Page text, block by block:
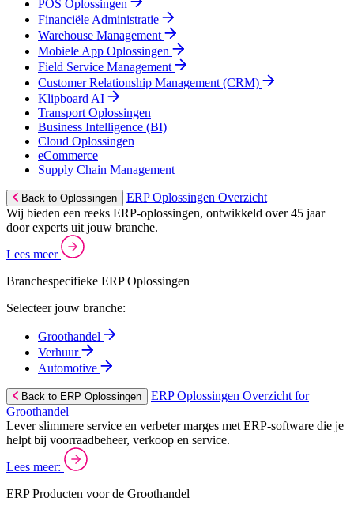
POS Oplossingen
Financiële Administratie
Warehouse Management
Mobiele App Oplossingen
Field Service Management
Customer Relationship Management (CRM)
Klipboard AI
Transport Oplossingen
Business Intelligence (BI)
Cloud Oplossingen
eCommerce
Supply Chain Management
Back to Oplossingen
ERP Oplossingen Overzicht
Wij bieden een reeks ERP-oplossingen, ontwikkeld over 45 jaar
door experts uit jouw branche.
Lees meer
Branchespecifieke ERP Oplossingen
Selecteer jouw branche:
Groothandel
Verhuur
Automotive
Back to ERP Oplossingen
ERP Oplossingen Overzicht for
Groothandel
Lever slimmere service en verbeter marges met ERP-software die je
helpt bij voorraadbeheer, verkoop en service.
Lees meer:
ERP Producten voor de Groothandel